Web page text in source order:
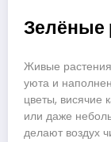
Зелёные
Живые
уюта и
цветы, висячие
или даже
делают воздух